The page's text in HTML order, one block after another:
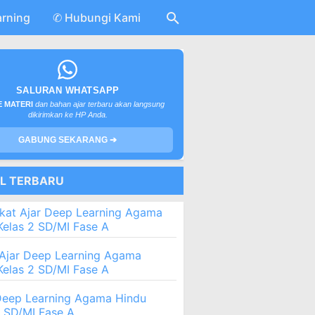
✆ Hubungi Kami
SALURAN WHATSAPP
MATERI dan bahan ajar terbaru akan langsung
dikirimkan ke HP Anda.
GABUNG SEKARANG ➔
TERBARU
Ajar Deep Learning Agama
2 SD/MI Fase A
Deep Learning Agama
2 SD/MI Fase A
Learning Agama Hindu
SD/MI Fase A